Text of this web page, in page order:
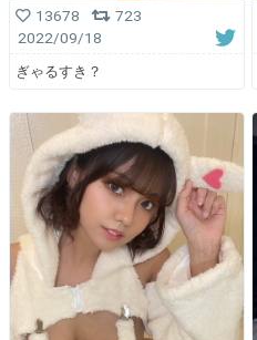
13678
723
2022/09/18
ぎゃるすき？